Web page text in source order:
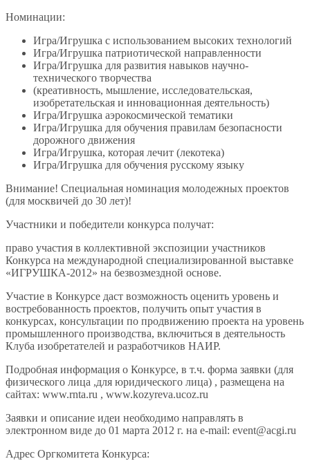
Номинации:
Игра/Игрушка с использованием высоких технологий
Игра/Игрушка патриотической направленности
Игра/Игрушка для развития навыков научно-
технического творчества
(креативность, мышление, исследовательская,
изобретательская и инновационная деятельность)
Игра/Игрушка аэрокосмической тематики
Игра/Игрушка для обучения правилам безопасности
дорожного движения
Игра/Игрушка, которая лечит (лекотека)
Игра/Игрушка для обучения русскому языку
Внимание! Специальная номинация молодежных проектов
(для москвичей до 30 лет)!
Участники и победители конкурса получат:
право участия в коллективной экспозиции участников
Конкурса на международной специализированной выставке
«ИГРУШКА-2012» на безвозмездной основе.
Участие в Конкурсе даст возможность оценить уровень и
востребованность проектов, получить опыт участия в
конкурсах, консультации по продвижению проекта на уровень
промышленного производства, включиться в деятельность
Клуба изобретателей и разработчиков НАИР.
Подробная информация о Конкурсе, в т.ч. форма заявки (для
физического лица ,для юридического лица) , размещена на
сайтах: www.rnta.ru , www.kozyreva.ucoz.ru
Заявки и описание идеи необходимо направлять в
электронном виде до 01 марта 2012 г. на e-mail: event@acgi.ru
Адрес Оргкомитета Конкурса: